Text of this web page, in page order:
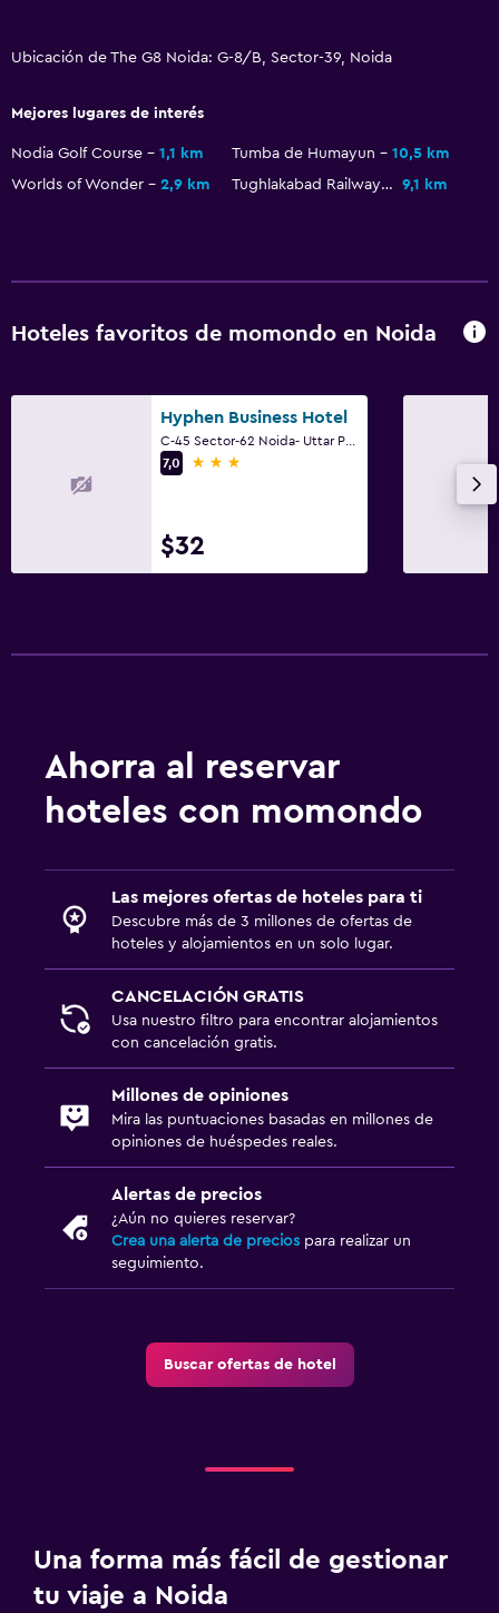
Ubicación de The G8 Noida: G-8/B, Sector-39, Noida
Mejores lugares de interés
Nodia Golf Course 1,1 km Tumba de Humayun
10,5 km
Worlds of Wonder
2,9 km Tughlakabad Railway Station 9,1 km
Hoteles favoritos de momondo en Noida
Hyphen Business Hotel
7,0
3 estrellas
$32
Ahorra al reservar
hoteles con momondo
Las mejores ofertas de hoteles para ti
Descubre más de 3 millones de ofertas de
hoteles y alojamientos en un solo lugar.
CANCELACIÓN GRATIS
Usa nuestro filtro para encontrar alojamientos
con cancelación gratis.
Millones de opiniones
Mira las puntuaciones basadas en millones de
opiniones de huéspedes reales.
Alertas de precios
¿Aún no quieres reservar?
Crea una alerta de precios para realizar un
seguimiento.
Buscar ofertas de hotel
Una forma más fácil de gestionar
tu viaje a Noida